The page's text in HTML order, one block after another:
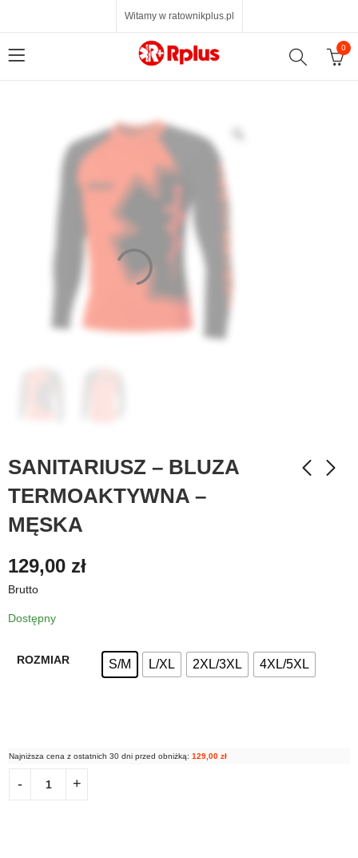
Witamy w ratownikplus.pl
0
SANITARIUSZ – BLUZA
TERMOAKTYWNA –
MĘSKA
129,00 zł
Brutto
Dostępny
ROZMIAR S/M L/XL 2XL/3XL 4XL/5XL
Najniższa cena z ostatnich 30 dni przed obniżką: 129,00 zł